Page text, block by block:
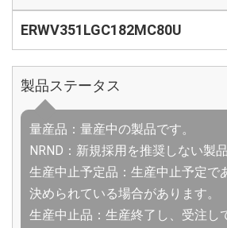
ERWV351LGC182MC80U
製品ステータス
量産品：量産中の製品です。
NRND：新規採用を推奨しない製品
生産中止予定品：生産中止予定で
決められている場合があります。
生産中止品：生産終了し、受注し